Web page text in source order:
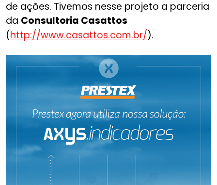
de ações. Tivemos nesse projeto a parceria
da Consultoria Casattos
(http://www.casattos.com.br/).